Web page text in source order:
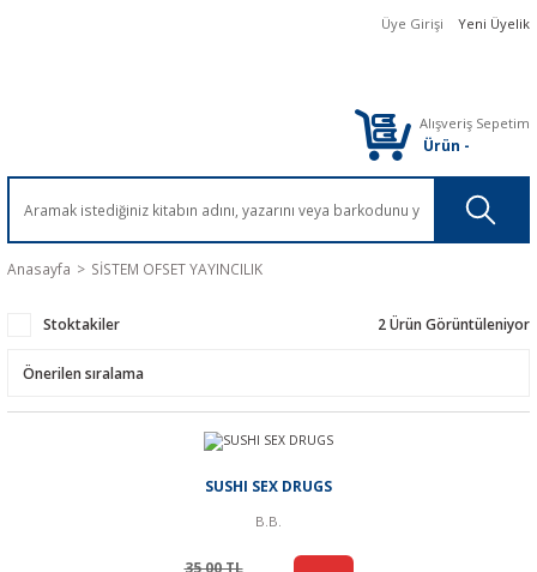
Üye Girişi Yeni Üyelik
Alışveriş Sepetim
Ürün -
Anasayfa SİSTEM OFSET YAYINCILIK
Stoktakiler 2 Ürün Görüntüleniyor
SUSHI SEX DRUGS
B.B.
35,00 TL